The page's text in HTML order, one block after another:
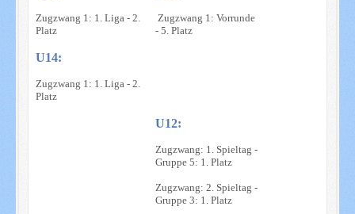
Zugzwang 1: 1. Liga - 2.
Platz
Zugzwang 1: Vorrunde
- 5. Platz
U14:
Zugzwang 1: 1. Liga - 2.
Platz
U12:
Zugzwang: 1. Spieltag -
Gruppe 5: 1. Platz
Zugzwang: 2. Spieltag -
Gruppe 3: 1. Platz